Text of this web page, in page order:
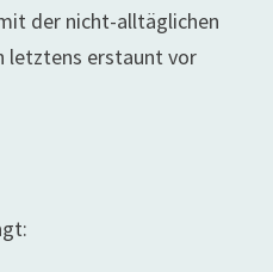
der nicht-alltäglichen
letztens erstaunt vor